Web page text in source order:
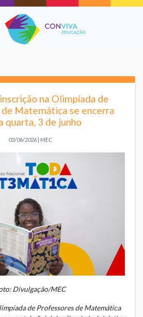
na Olimpíada de
Matemática se encerra
quarta, 3 de junho
03/06/2026 | MEC
Divulgação/MEC
de Professores de Matemática